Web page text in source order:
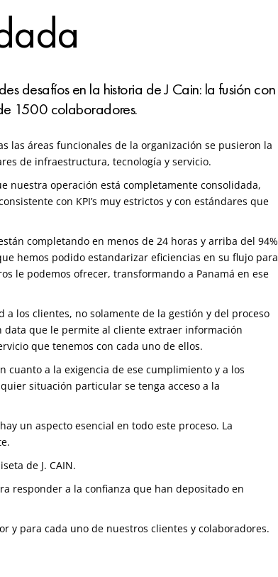
desafíos en la historia de J Cain: la fusión con
1500 colaboradores.
las áreas funcionales de la organización se pusieron la
de infraestructura, tecnología y servicio.
nuestra operación está completamente consolidada,
con KPI’s muy estrictos y con estándares que
completando en menos de 24 horas y arriba del 94%
hemos podido estandarizar eficiencias en su flujo para
le podemos ofrecer, transformando a Panamá en ese
los clientes, no solamente de la gestión y del proceso
data que le permite al cliente extraer información
que tenemos con cada uno de ellos.
cuanto a la exigencia de ese cumplimiento y a los
situación particular se tenga acceso a la
un aspecto esencial en todo este proceso. La
de J. CAIN.
responder a la confianza que han depositado en
y para cada uno de nuestros clientes y colaboradores.